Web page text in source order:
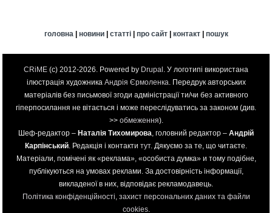
головна| новини| статті| про сайт| контакт| пошук
CRiME (c) 2012-2026. Powered by Drupal . У логотипі використана
ілюстрація художника Андрія Єрмоленка. Передрук авторських
матеріалів без письмової згоди адміністрації ти/чи без активного
гіперпосилання не вітається і може переслідуватись за законом (див.
>> обмеження).
Шеф-редактор – Наталія Тихомирова, головний редактор – Андрій
Карпінський. Редакція і контакти тут. Дякуємо за те, що читаєте.
Матеріали, помічені як «реклама», «особиста думка» и тому подібне,
публікуються на умовах реклами. За достовірність інформації,
викладеної в них, відповідає рекламодавець.
Політика конфіденційності, захист персональних даних та файли
cookies.